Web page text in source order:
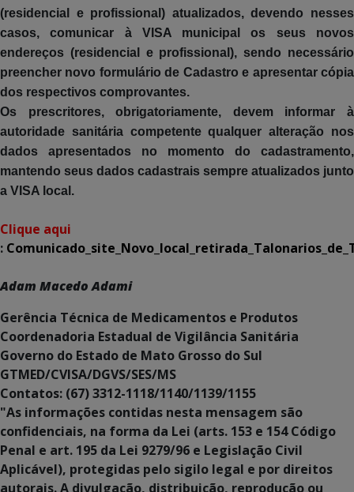
(residencial e profissional) atualizados, devendo nesses
casos, comunicar à VISA municipal os seus novos
endereços (residencial e profissional), sendo necessário
preencher novo formulário de Cadastro e apresentar cópia
dos respectivos comprovantes.
Os prescritores, obrigatoriamente, devem informar à
autoridade sanitária competente qualquer alteração nos
dados apresentados no momento do cadastramento,
mantendo seus dados cadastrais sempre atualizados junto
a VISA local.
Clique aqui
:
Adam Macedo Adami
Gerência Técnica de Medicamentos e Produtos
Coordenadoria Estadual de Vigilância Sanitária
Governo do Estado de Mato Grosso do Sul
GTMED/CVISA/DGVS/SES/MS
Contatos: (67) 3312-1118/1140/1139/1155
"As informações contidas nesta mensagem são
confidenciais, na forma da Lei (arts. 153 e 154 Código
Penal e art. 195 da Lei 9279/96 e Legislação Civil
Aplicável), protegidas pelo sigilo legal e por direitos
autorais. A divulgação, distribuição, reprodução ou